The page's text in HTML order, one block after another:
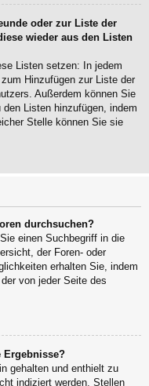
oder zur Liste der
wieder aus den Listen
Listen setzen: In jedem
Hinzufügen zur Liste der
Außerdem können Sie
Listen hinzufügen, indem
Stelle können Sie sie
durchsuchen?
einen Suchbegriff in die
der Foren- oder
erhalten Sie, indem
von jeder Seite des
Ergebnisse?
gehalten und enthielt zu
indiziert werden. Stellen